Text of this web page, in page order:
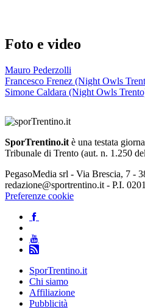
Foto e video
Mauro Pederzolli
Francesco Frenez (Night Owls
Simone Caldara (Night Owls
SporTrentino.it è una testata
Tribunale di Trento (aut. n. 1.250
PegasoMedia srl - Via Brescia, 7 -
redazione@sportrentino.it - P.I.
Preferenze cookie
SporTrentino.it
Chi siamo
Affiliazione
Pubblicità